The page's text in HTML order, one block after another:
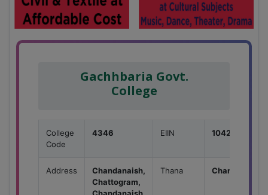
Gachhbaria Govt.
College
College
Code
4346 EIIN 104200
Address
Chandanaish,
Chattogram,
Thana Chandanaish